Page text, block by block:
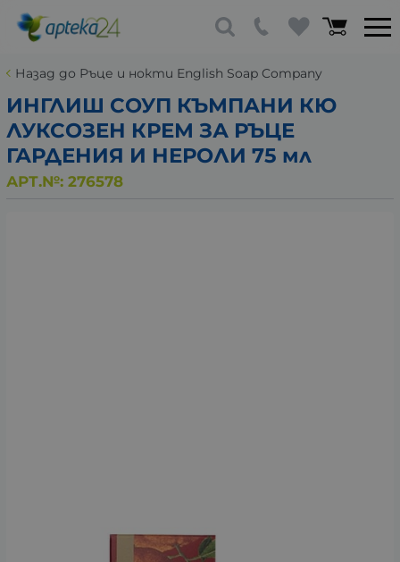
Назад до Ръце и нокти English Soap Company
ИНГЛИШ СОУП КЪМПАНИ КЮ
ЛУКСОЗЕН КРЕМ ЗА РЪЦЕ
ГАРДЕНИЯ И НЕРОЛИ 75 мл
АРТ.№: 276578